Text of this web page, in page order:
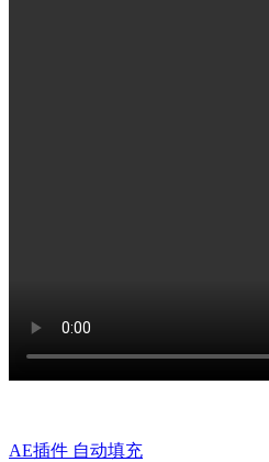
AE插件 自动填充